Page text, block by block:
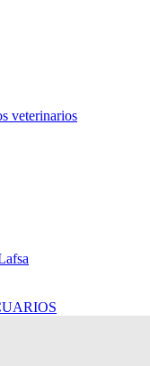
veterinarios